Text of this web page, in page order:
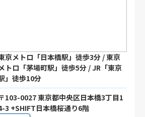
京メトロ「日本橋駅」徒歩3分 / 東京
トロ「茅場町駅」徒歩5分 / JR「東京
」徒歩10分
103-0027 東京都中央区日本橋3丁目1
3 +SHIFT日本橋桜通り6階